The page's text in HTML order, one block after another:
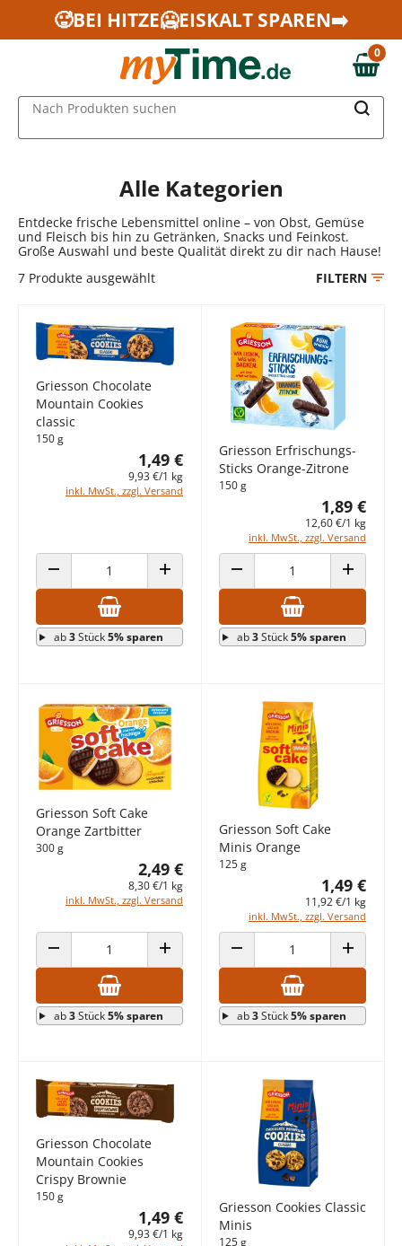
Zum Hauptinhalt springen
Zur Navigation springen
Zur Suche springen
🥵BEI HITZE🥶EISKALT SPAREN➡️
0,00 €
0
Nach Produkten suchen
Alle Kategorien
Entdecke frische Lebensmittel online – von Obst, Gemüse
und Fleisch bis hin zu Getränken, Snacks und Feinkost.
Große Auswahl und beste Qualität direkt zu dir nach Hause!
7 Produkte ausgewählt FILTERN
Griesson Chocolate
Mountain Cookies
classic
150 g
1,49 €
9,93 €/1 kg
inkl. MwSt., zzgl. Versand
ANZAHL VERRINGERN ANZAHL ERHÖHEN
ab3Stück5% sparen
Griesson Erfrischungs-
Sticks Orange-Zitrone
150 g
1,89 €
12,60 €/1 kg
inkl. MwSt., zzgl. Versand
ANZAHL VERRINGERN ANZAHL
ab3Stück5% sparen
Griesson Soft Cake
Orange Zartbitter
300 g
2,49 €
8,30 €/1 kg
inkl. MwSt., zzgl. Versand
ANZAHL VERRINGERN ANZAHL ERHÖHEN
ab3Stück5% sparen
Griesson Soft Cake
Minis Orange
125 g
1,49 €
11,92 €/1 kg
inkl. MwSt., zzgl. Versand
ANZAHL VERRINGERN ANZAHL
ab3Stück5% sparen
Griesson Chocolate
Mountain Cookies
Crispy Brownie
150 g
1,49 €
9,93 €/1 kg
Griesson Cookies Classic
Minis
125 g